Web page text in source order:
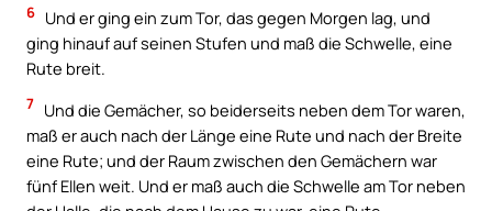
6 Und er ging ein zum Tor, das gegen Morgen lag, und
ging hinauf auf seinen Stufen und maß die Schwelle, eine
Rute breit.
7 Und die Gemächer, so beiderseits neben dem Tor waren,
maß er auch nach der Länge eine Rute und nach der Breite
eine Rute; und der Raum zwischen den Gemächern war
fünf Ellen weit. Und er maß auch die Schwelle am Tor neben